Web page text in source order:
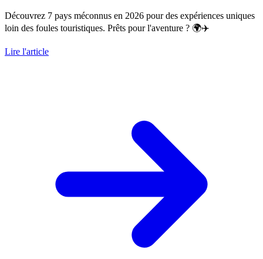
Découvrez 7 pays méconnus en 2026 pour des expériences uniques
loin des foules touristiques. Prêts pour l'aventure ? 🌍✈️
Lire l'article